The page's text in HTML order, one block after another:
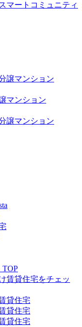
マートコミュニティ
譲マンション
マンション
譲マンション
賃貸住宅をチェッ
貸住宅
貸住宅
貸住宅